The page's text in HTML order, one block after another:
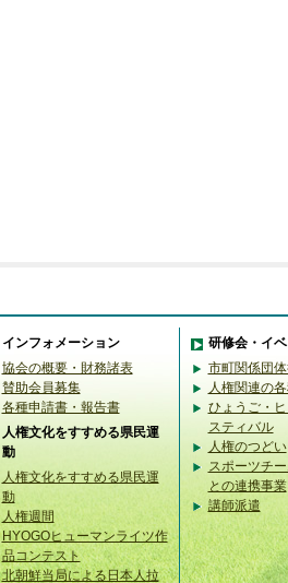
インフォメーション
協会の概要・財務諸表
賛助会員募集
各種申請書・報告書
人権文化をすすめる県民運
動
人権文化をすすめる県民運
動
人権週間
HYOGOヒューマンライツ作
品コンテスト
北朝鮮当局による日本人拉
研修会・イ
市町関係団
人権関連の
ひょうご・
スティバル
人権のつどい
スポーツチ
との連携事業
講師派遣